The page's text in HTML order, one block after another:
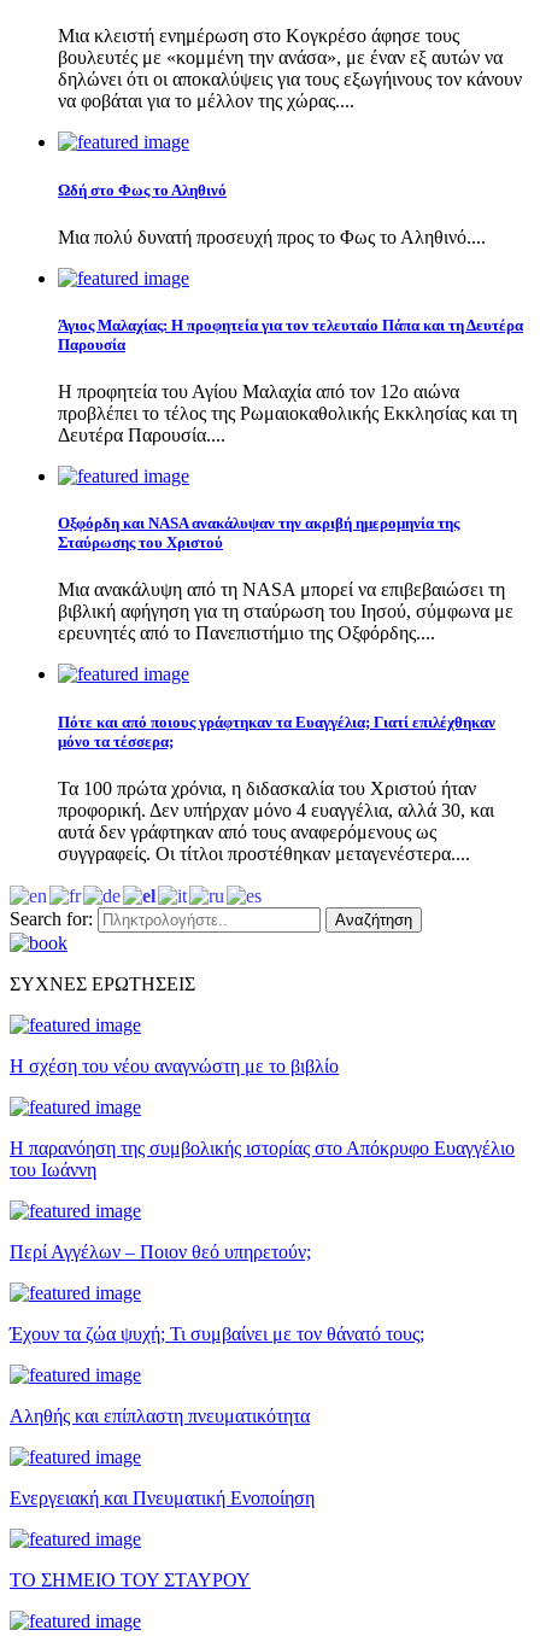
Μια κλειστή ενημέρωση στο Κογκρέσο άφησε τους
βουλευτές με «κομμένη την ανάσα», με έναν εξ αυτών να
δηλώνει ότι οι αποκαλύψεις για τους εξωγήινους τον κάνουν
να φοβάται για το μέλλον της χώρας....
Ωδή στο Φως το Αληθινό
Μια πολύ δυνατή προσευχή προς το Φως το Αληθινό....
Άγιος Μαλαχίας: Η προφητεία για τον τελευταίο Πάπα και τη Δευτέρα
Παρουσία
Η προφητεία του Αγίου Μαλαχία από τον 12ο αιώνα
προβλέπει το τέλος της Ρωμαιοκαθολικής Εκκλησίας και τη
Δευτέρα Παρουσία....
Οξφόρδη και NASA ανακάλυψαν την ακριβή ημερομηνία της
Σταύρωσης του Χριστού
Μια ανακάλυψη από τη NASA μπορεί να επιβεβαιώσει τη
βιβλική αφήγηση για τη σταύρωση του Ιησού, σύμφωνα με
ερευνητές από το Πανεπιστήμιο της Οξφόρδης....
Πότε και από ποιους γράφτηκαν τα Ευαγγέλια; Γιατί επιλέχθηκαν
μόνο τα τέσσερα;
Τα 100 πρώτα χρόνια, η διδασκαλία του Χριστού ήταν
προφορική. Δεν υπήρχαν μόνο 4 ευαγγέλια, αλλά 30, και
αυτά δεν γράφτηκαν από τους αναφερόμενους ως
συγγραφείς. Οι τίτλοι προστέθηκαν μεταγενέστερα....
Search for: Αναζήτηση
ΣΥΧΝΕΣ ΕΡΩΤΗΣΕΙΣ
Η σχέση του νέου αναγνώστη με το βιβλίο
Η παρανόηση της συμβολικής ιστορίας στο Απόκρυφο Ευαγγέλιο
του Ιωάννη
Περί Αγγέλων – Ποιον θεό υπηρετούν;
Έχουν τα ζώα ψυχή; Τι συμβαίνει με τον θάνατό τους;
Αληθής και επίπλαστη πνευματικότητα
Ενεργειακή και Πνευματική Ενοποίηση
ΤΟ ΣΗΜΕΙΟ ΤΟΥ ΣΤΑΥΡΟΥ